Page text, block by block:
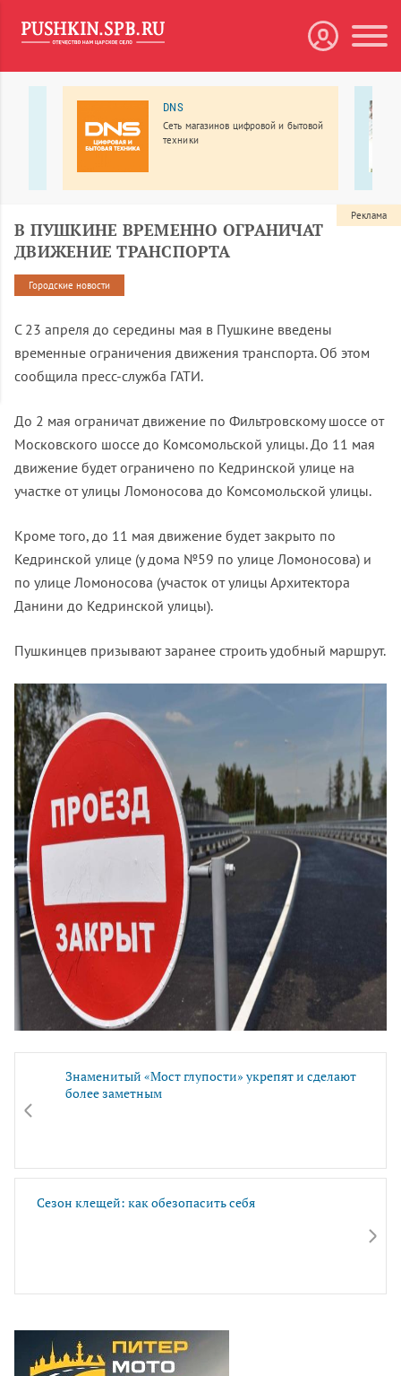
DNS
Сеть магазинов цифровой и бытовой
техники
В ПУШКИНЕ ВРЕМЕННО ОГРАНИЧАТ
ДВИЖЕНИЕ ТРАНСПОРТА
Городские новости
С 23 апреля до середины мая в Пушкине введены
временные ограничения движения транспорта. Об этом
сообщила пресс-служба ГАТИ.
До 2 мая ограничат движение по Фильтровскому шоссе от
Московского шоссе до Комсомольской улицы. До 11 мая
движение будет ограничено по Кедринской улице на
участке от улицы Ломоносова до Комсомольской улицы.
Кроме того, до 11 мая движение будет закрыто по
Кедринской улице (у дома №59 по улице Ломоносова) и
по улице Ломоносова (участок от улицы Архитектора
Данини до Кедринской улицы).
Пушкинцев призывают заранее строить удобный маршрут.
Знаменитый «Мост глупости» укрепят и сделают
более заметным
Сезон клещей: как обезопасить себя
Реклама